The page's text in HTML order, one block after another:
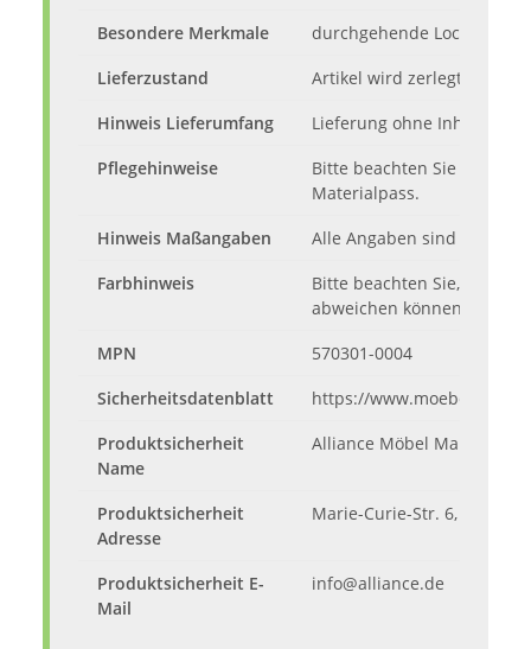
Besondere Merkmale
durchgehende Lochreihe
Lieferzustand
Artikel wird zerlegt mit
Hinweis Lieferumfang
Lieferung ohne Inhalt und
Pflegehinweise
Bitte beachten Sie die
Materialpass.
Hinweis Maßangaben
Alle Angaben sind ca.-
Farbhinweis
Bitte beachten Sie, dass
abweichen können.
MPN
570301-0004
Sicherheitsdatenblatt
https://
Produktsicherheit
Name
Alliance Möbel Marketing
Produktsicherheit
Adresse
Marie-Curie-Str. 6, 53359
Produktsicherheit E-
Mail
info@alliance.de